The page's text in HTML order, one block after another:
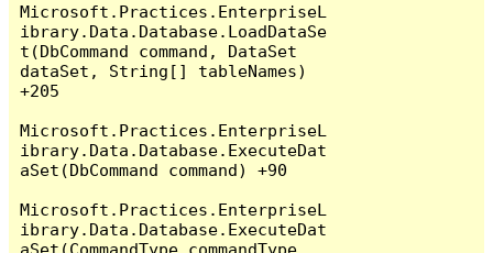
Microsoft.Practices.EnterpriseL
ibrary.Data.Database.LoadDataSe
t(DbCommand command, DataSet
dataSet, String[] tableNames)
+205
Microsoft.Practices.EnterpriseL
ibrary.Data.Database.ExecuteDat
aSet(DbCommand command) +90
Microsoft.Practices.EnterpriseL
ibrary.Data.Database.ExecuteDat
aSet(CommandType commandType,